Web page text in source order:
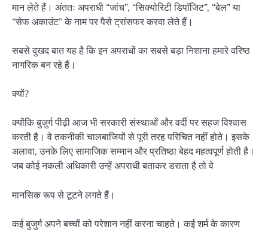
मान लेते हैं। अंततः अपराधी “जांच”, “सिक्योरिटी डिपॉजिट”, “बेल” या
“सेफ अकाउंट” के नाम पर पैसे ट्रांसफर करवा लेते हैं।
सबसे दुखद बात यह है कि इन अपराधों का सबसे बड़ा निशाना हमारे वरिष्ठ
नागरिक बन रहे हैं।
क्यों?
क्योंकि बुजुर्ग पीढ़ी आज भी सरकारी संस्थाओं और वर्दी पर सहज विश्वास
करती है। वे तकनीकी चालबाजियों से पूरी तरह परिचित नहीं होते। इसके
अलावा, उनके लिए सामाजिक सम्मान और प्रतिष्ठा बेहद महत्वपूर्ण होती है।
जब कोई नकली अधिकारी उन्हें अपराधी बताकर डराता है तो वे
मानसिक रूप से टूटने लगते हैं।
कई बुजुर्ग अपने बच्चों को परेशान नहीं करना चाहते। कई शर्म के कारण